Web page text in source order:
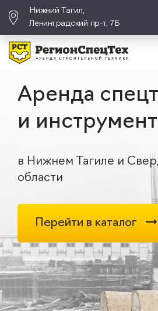
Нижний Тагил,
Ленинградский пр-т, 7Б
Аренда
и
в Нижнем Тагиле и
области
Перейти в каталог